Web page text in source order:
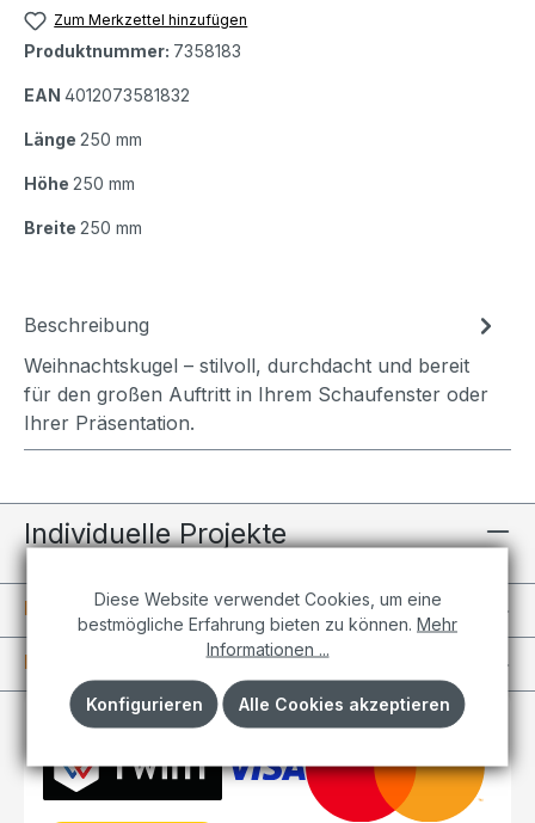
Zum Merkzettel hinzufügen
Produktnummer: 7358183
EAN 4012073581832
Länge 250 mm
Höhe 250 mm
Breite 250 mm
Beschreibung
Weihnachtskugel – stilvoll, durchdacht und bereit
für den großen Auftritt in Ihrem Schaufenster oder
Ihrer Präsentation.
Individuelle Projekte
Informationen
Kundenkonto
Diese Website verwendet Cookies, um eine
bestmögliche Erfahrung bieten zu können. Mehr
Informationen ...
Konfigurieren Alle Cookies akzeptieren